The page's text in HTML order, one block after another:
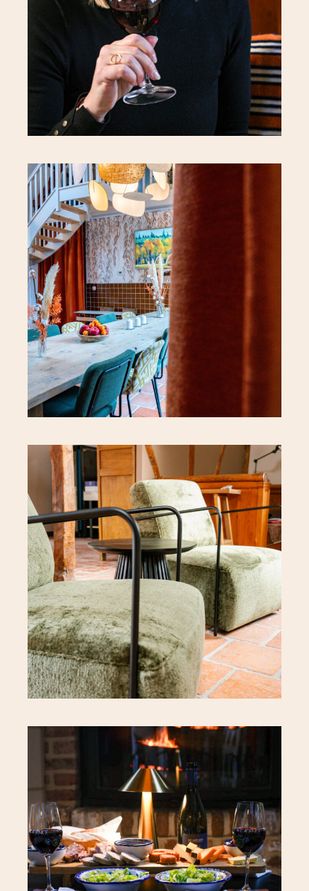
À propos
Situation Géographique
Votre hôte Alice
Chambres
Toutes nos chambres
La Chambre Nuptiale
Le Refuge du Marais
Contact
Contactez-nous